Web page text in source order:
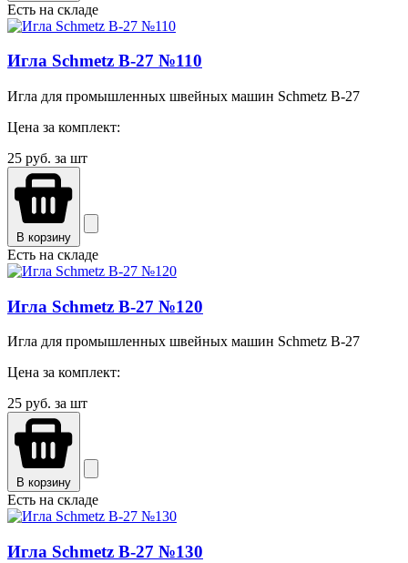
Есть на складе
Игла Schmetz B-27 №110
Игла для промышленных швейных машин Schmetz B-27
Цена за комплект:
25 руб. за шт
В корзину
Есть на складе
Игла Schmetz B-27 №120
Игла для промышленных швейных машин Schmetz B-27
Цена за комплект:
25 руб. за шт
В корзину
Есть на складе
Игла Schmetz B-27 №130